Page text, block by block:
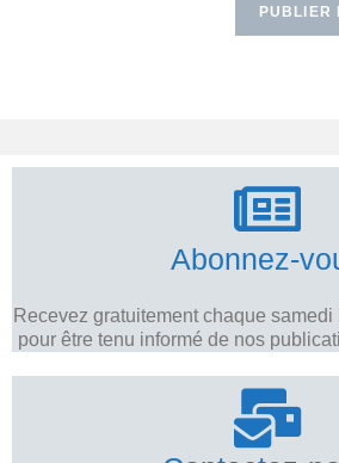
Abonnez-
Recevez gratuitement chaque
pour être tenu informé de nos